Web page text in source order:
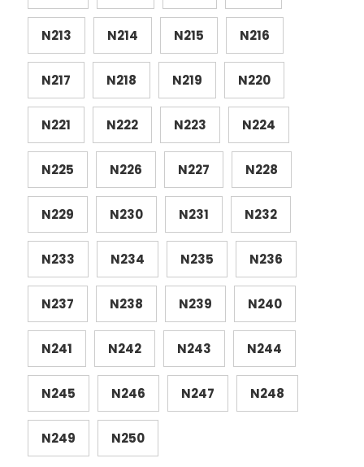
N213 N214 N215 N216
N217 N218 N219 N220
N221 N222 N223 N224
N225 N226 N227 N228
N229 N230 N231 N232
N233 N234 N235 N236
N237 N238 N239 N240
N241 N242 N243 N244
N245 N246 N247 N248
N249 N250